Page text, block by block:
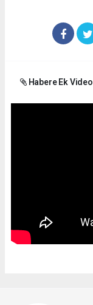
Habere Ek Video